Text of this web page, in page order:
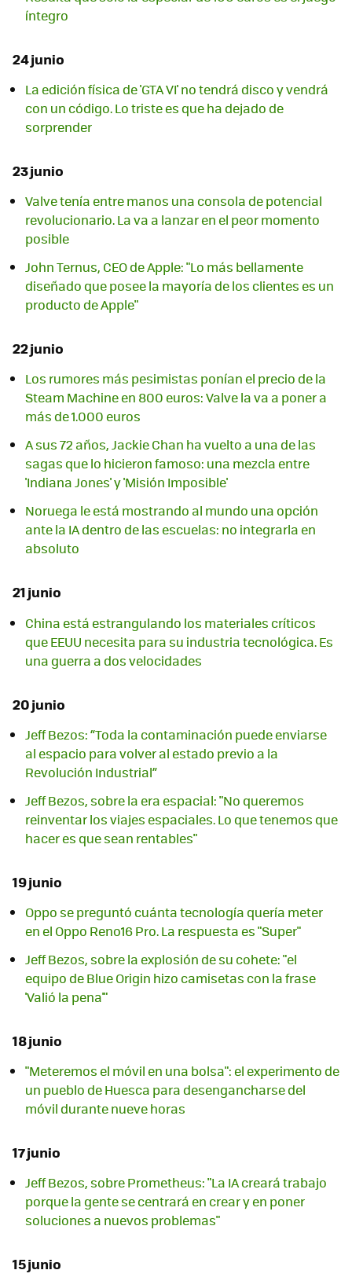
íntegro
24 junio
La edición física de 'GTA VI' no tendrá disco y vendrá
con un código. Lo triste es que ha dejado de
sorprender
23 junio
Valve tenía entre manos una consola de potencial
revolucionario. La va a lanzar en el peor momento
posible
John Ternus, CEO de Apple: "Lo más bellamente
diseñado que posee la mayoría de los clientes es un
producto de Apple"
22 junio
Los rumores más pesimistas ponían el precio de la
Steam Machine en 800 euros: Valve la va a poner a
más de 1.000 euros
A sus 72 años, Jackie Chan ha vuelto a una de las
sagas que lo hicieron famoso: una mezcla entre
'Indiana Jones' y 'Misión Imposible'
Noruega le está mostrando al mundo una opción
ante la IA dentro de las escuelas: no integrarla en
absoluto
21 junio
China está estrangulando los materiales críticos
que EEUU necesita para su industria tecnológica. Es
una guerra a dos velocidades
20 junio
Jeff Bezos: “Toda la contaminación puede enviarse
al espacio para volver al estado previo a la
Revolución Industrial”
Jeff Bezos, sobre la era espacial: "No queremos
reinventar los viajes espaciales. Lo que tenemos que
hacer es que sean rentables"
19 junio
Oppo se preguntó cuánta tecnología quería meter
en el Oppo Reno16 Pro. La respuesta es "Super"
Jeff Bezos, sobre la explosión de su cohete: "el
equipo de Blue Origin hizo camisetas con la frase
'Valió la pena'"
18 junio
"Meteremos el móvil en una bolsa": el experimento de
un pueblo de Huesca para desengancharse del
móvil durante nueve horas
17 junio
Jeff Bezos, sobre Prometheus: "La IA creará trabajo
porque la gente se centrará en crear y en poner
soluciones a nuevos problemas"
15 junio